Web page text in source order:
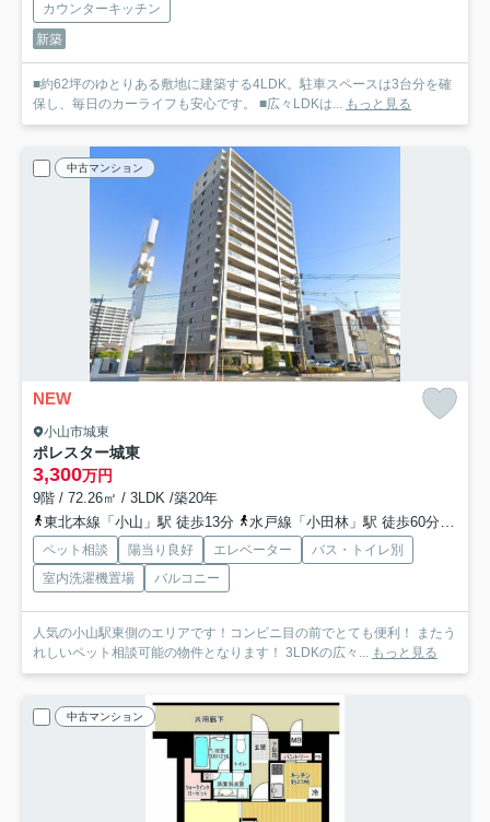
カウンターキッチン
新築
■約62坪のゆとりある敷地に建築する4LDK。駐車スペースは3台分を確
保し、毎日のカーライフも安心です。 ■広々LDKは... もっと見る
中古マンション
NEW
小山市城東
ポレスター城東
3,300万円
9階 / 72.26㎡ / 3LDK /築20年
東北本線「小山」駅 徒歩13分
水戸線「小田林」駅 徒歩60分
ペット相談 陽当り良好 エレベーター
バス・トイレ別
室内洗濯機置場
バルコニー
人気の小山駅東側のエリアです！コンビニ目の前でとても便利！ またう
れしいペット相談可能の物件となります！ 3LDKの広々... もっと見る
中古マンション